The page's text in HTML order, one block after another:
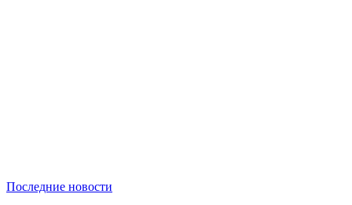
Последние новости